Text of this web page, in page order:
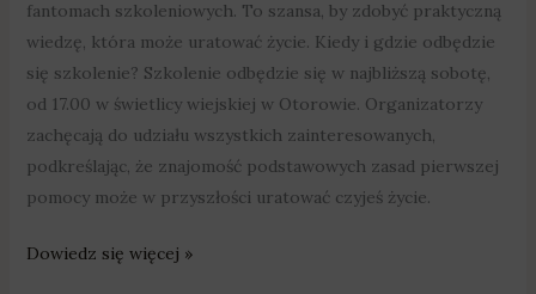
fantomach szkoleniowych. To szansa, by zdobyć praktyczną
wiedzę, która może uratować życie. Kiedy i gdzie odbędzie
się szkolenie? Szkolenie odbędzie się w najbliższą sobotę,
od 17.00 w świetlicy wiejskiej w Otorowie. Organizatorzy
zachęcają do udziału wszystkich zainteresowanych,
podkreślając, że znajomość podstawowych zasad pierwszej
pomocy może w przyszłości uratować czyjeś życie.
Dowiedz się więcej »